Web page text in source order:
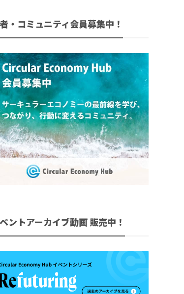
・コミュニティ会員募集中！
ントアーカイブ動画 販売中！